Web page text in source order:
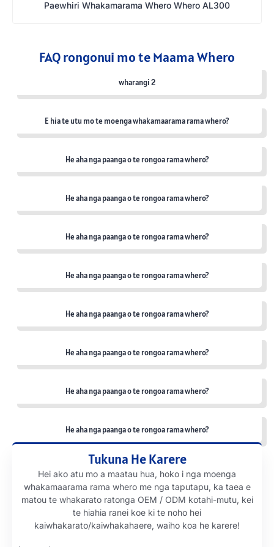
Paewhiri Whakamarama Whero Whero AL300
FAQ rongonui mo te Maama Whero
wharangi 2
E hia te utu mo te moenga whakamaarama rama whero?
He aha nga paanga o te rongoa rama whero?
He aha nga paanga o te rongoa rama whero?
He aha nga paanga o te rongoa rama whero?
He aha nga paanga o te rongoa rama whero?
He aha nga paanga o te rongoa rama whero?
He aha nga paanga o te rongoa rama whero?
He aha nga paanga o te rongoa rama whero?
He aha nga paanga o te rongoa rama whero?
Tukuna He Karere
Hei ako atu mo a maatau hua, hoko i nga moenga
whakamaarama rama whero me nga taputapu, ka taea e
matou te whakarato ratonga OEM / ODM kotahi-mutu, kei
te hiahia ranei koe ki te noho hei
kaiwhakarato/kaiwhakahaere, waiho koa he karere!